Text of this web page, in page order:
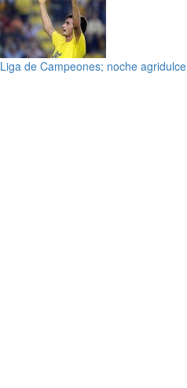
Liga de Campeones; noche agridulce